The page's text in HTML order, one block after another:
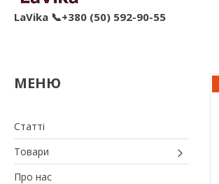
LaVika 📞+380 (50) 592-90-55
Статті
Товари
Про нас